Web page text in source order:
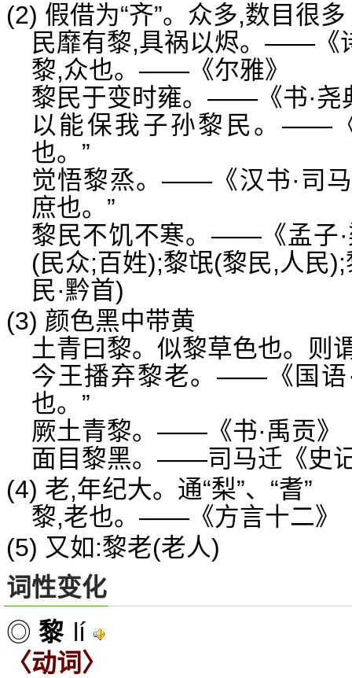
(2) 假借为“齐”。众多,数目很多
民靡有黎,具祸以烬。——《
黎,众也。——《尔雅》
黎民于变时雍。——《书·尧
以能保我子孙黎民。——
也。”
觉悟黎烝。——《汉书·司
庶也。”
黎民不饥不寒。——《孟子
(民众;百姓);黎氓(黎民,人民
民·黔首)
(3) 颜色黑中带黄
土青曰黎。似黎草色也。
今王播弃黎老。——《国语
也。”
厥土青黎。——《书·禹贡》
面目黎黑。——司马迁《史
(4) 老,年纪大。通“梨”、“耆”
黎,老也。——《方言十二》
(5) 又如:黎老(老人)
词性变化
◎ 黎 lí
〈动词〉